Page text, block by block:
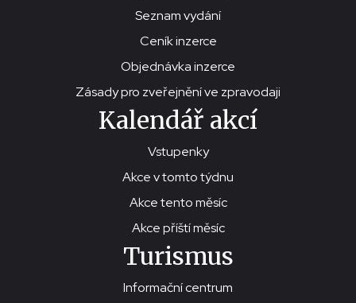
Seznam vydání
Ceník inzerce
Objednávka inzerce
Zásady pro zveřejnění ve zpravodaji
Kalendář akcí
Vstupenky
Akce v tomto týdnu
Akce tento měsíc
Akce příští měsíc
Turismus
Informační centrum